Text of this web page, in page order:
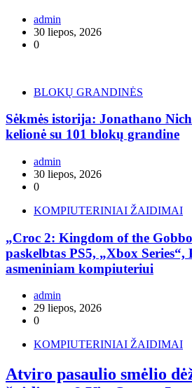
admin
30 liepos, 2026
0
BLOKŲ GRANDINĖS
Sėkmės istorija: Jonathano
kelionė su 101 blokų grandine
admin
30 liepos, 2026
0
KOMPIUTERINIAI ŽAIDIMAI
„Croc 2: Kingdom of the
paskelbtas PS5, „Xbox Series“,
asmeniniam kompiuteriui
admin
29 liepos, 2026
0
KOMPIUTERINIAI ŽAIDIMAI
Atviro pasaulio smėlio